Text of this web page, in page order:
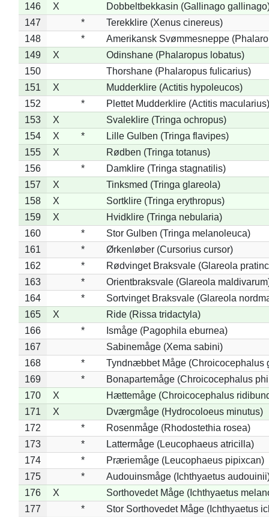
146
X
Dobbeltbekkasin (Gallinago
147
*
Terekklire (Xenus cinereus)
148
*
Amerikansk Svømmesneppe
149
X
Odinshane (Phalaropus lobatus)
150
Thorshane (Phalaropus fulicarius)
151
X
Mudderklire (Actitis hypoleucos)
152
*
Plettet Mudderklire (Actitis macularius)
153
X
Svaleklire (Tringa ochropus)
154
X *
Lille Gulben (Tringa flavipes)
155
X
Rødben (Tringa totanus)
156
*
Damklire (Tringa stagnatilis)
157
X
Tinksmed (Tringa glareola)
158
X
Sortklire (Tringa erythropus)
159
X
Hvidklire (Tringa nebularia)
160
*
Stor Gulben (Tringa melanoleuca)
161
*
Ørkenløber (Cursorius cursor)
162
*
Rødvinget Braksvale (Glareola
163
*
Orientbraksvale (Glareola
164
*
Sortvinget Braksvale (Glareola
165
X
Ride (Rissa tridactyla)
166
*
Ismåge (Pagophila eburnea)
167
Sabinemåge (Xema sabini)
168
*
Tyndnæbbet Måge (Chroicocephalus
169
*
Bonapartemåge (Chroicocephalus
170
X
Hættemåge (Chroicocephalus
171
X
Dværgmåge (Hydrocoloeus minutus)
172
*
Rosenmåge (Rhodostethia rosea)
173
*
Lattermåge (Leucophaeus atricilla)
174
*
Præriemåge (Leucophaeus pipixcan)
175
*
Audouinsmåge (Ichthyaetus
176
X
Sorthovedet Måge (Ichthyaetus
177
*
Stor Sorthovedet Måge (Ichthyaetus